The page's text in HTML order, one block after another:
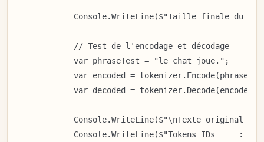
Console.WriteLine($"Taille finale du
            // Test de l'encodage et décodage
            var phraseTest = "le chat joue.";
var encoded =
            var decoded = tokenizer.Decode(encoded);
Console.WriteLine($"\nTexte original :
Console.WriteLine($"Tokens IDs     :